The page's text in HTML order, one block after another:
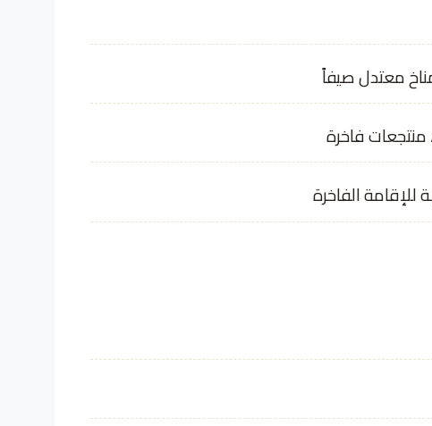
معتدل صيفاً
منتجعات فاخرة